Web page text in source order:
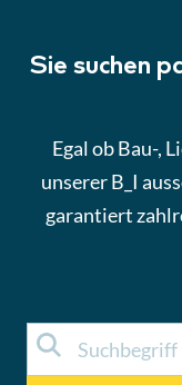
Sie suchen
Egal ob Bau-,
unserer B_I
garantiert